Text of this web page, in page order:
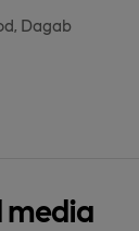
Dagab
media